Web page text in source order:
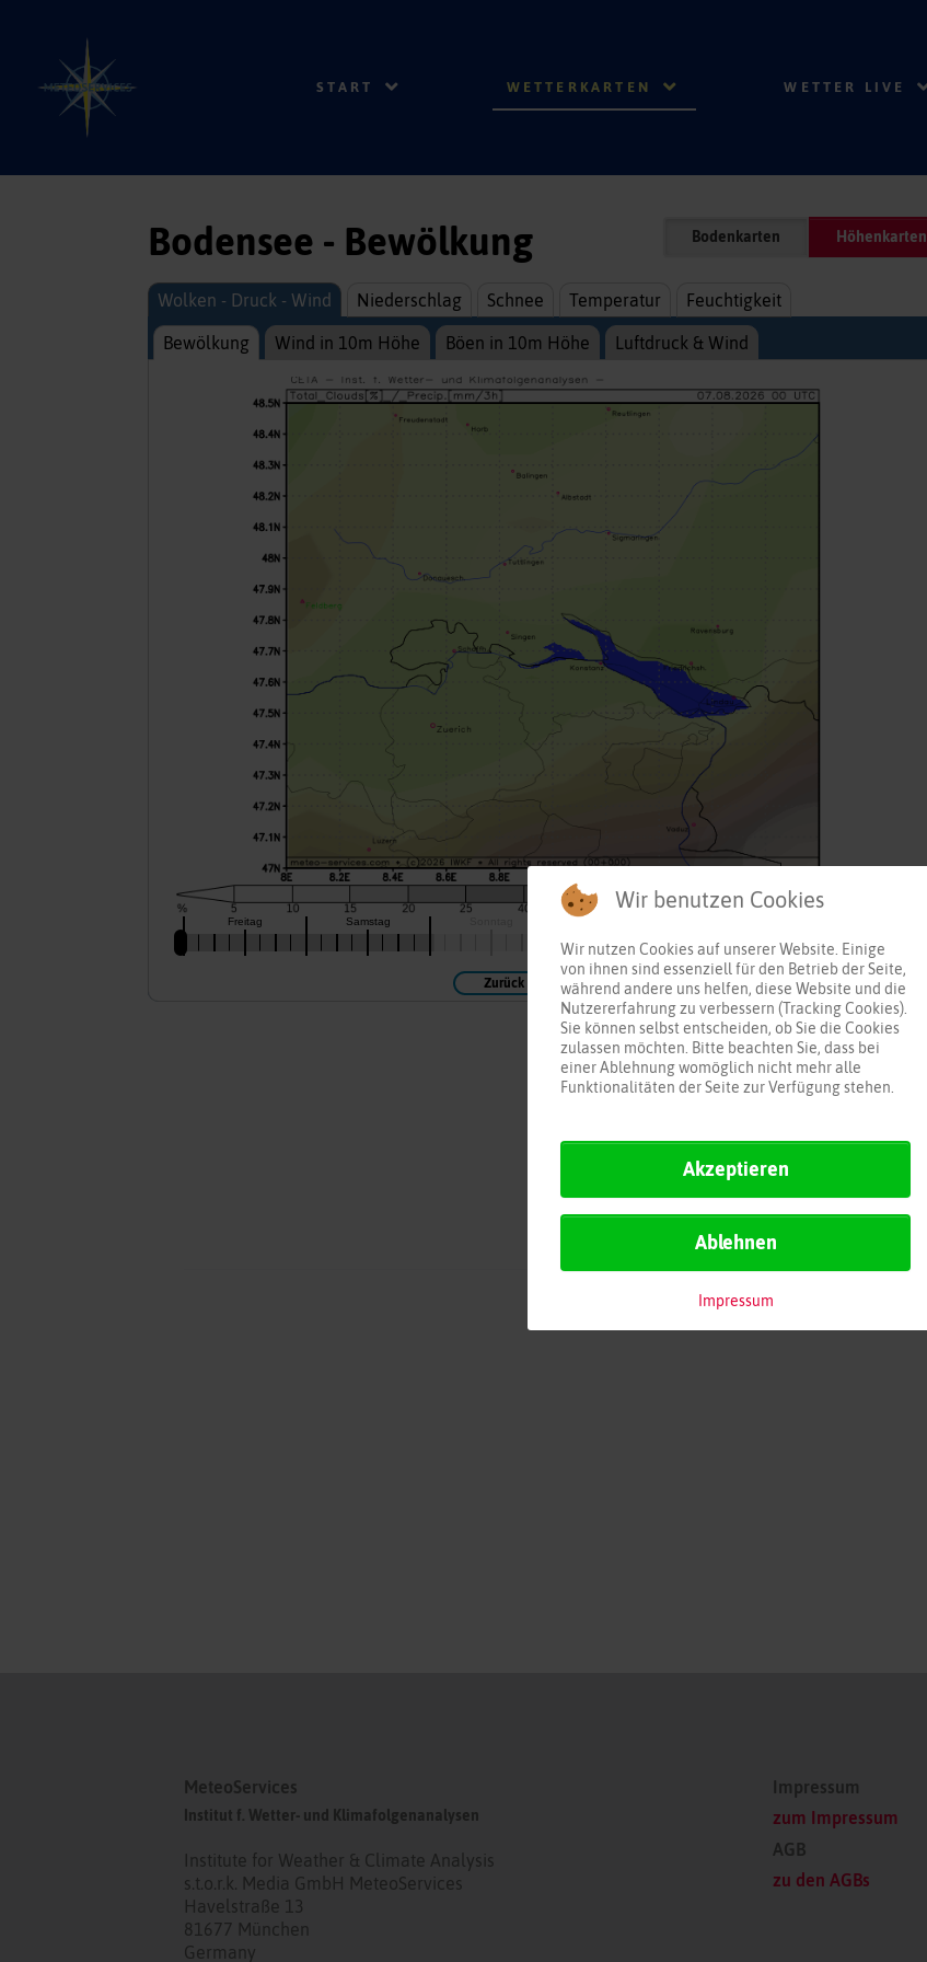
START WETTERKARTEN WETTER LIVE
Bodensee - Bewölkung Bodenkarten Höhenkarten
Wolken - Druck - Wind Niederschlag Schnee Temperatur Feuchtigkeit
Bewölkung Wind in 10m Höhe Böen in 10m Höhe Luftdruck & Wind
Zurück Weiter Neu laden
MeteoServices
Institut f. Wetter- und Klimafolgenanalysen
Institute for Weather & Climate Analysis
s.t.o.r.k. Media GmbH MeteoServices
Havelstraße 13
81677 München
Germany
Impressum
zum Impressum
AGB
zu den AGBs
Wir benutzen Cookies
Wir nutzen Cookies auf unserer Website. Einige
von ihnen sind essenziell für den Betrieb der Seite,
während andere uns helfen, diese Website und die
Nutzererfahrung zu verbessern (Tracking Cookies).
Sie können selbst entscheiden, ob Sie die Cookies
zulassen möchten. Bitte beachten Sie, dass bei
einer Ablehnung womöglich nicht mehr alle
Funktionalitäten der Seite zur Verfügung stehen.
Akzeptieren
Ablehnen
Impressum